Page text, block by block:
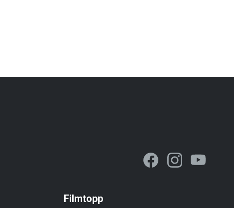
Filmtopp